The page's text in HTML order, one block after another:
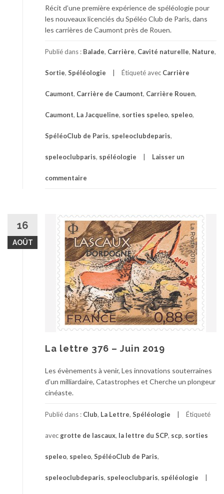
Récit d’une première expérience de spéléologie pour
les nouveaux licenciés du Spéléo Club de Paris, dans
les carrières de Caumont près de Rouen.
Publié dans : Balade, Carrière, Cavité naturelle, Nature,
Sortie, Spéléologie Étiqueté avec Carrière
Caumont, Carrière de Caumont, Carrière Rouen,
Caumont, La Jacqueline, sorties speleo, speleo,
SpéléoClub de Paris, speleoclubdeparis,
speleoclubparis, spéléologie Laisser un
commentaire
16
AOÛT
La lettre 376 – Juin 2019
Les évènements à venir, Les innovations souterraines
d’un milliardaire, Catastrophes et Cherche un plongeur
cinéaste.
Publié dans : Club, La Lettre, Spéléologie Étiqueté
avec grotte de lascaux, la lettre du SCP, scp, sorties
speleo, speleo, SpéléoClub de Paris,
speleoclubdeparis, speleoclubparis, spéléologie